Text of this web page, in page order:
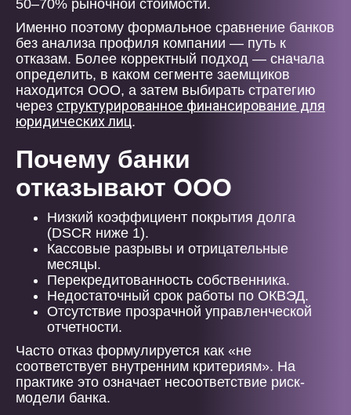
50–70% рыночной стоимости.
Именно поэтому формальное сравнение банков
без анализа профиля компании — путь к
отказам. Более корректный подход — сначала
определить, в каком сегменте заемщиков
находится ООО, а затем выбирать стратегию
через структурированное финансирование для
юридических лиц.
Почему банки
отказывают ООО
Низкий коэффициент покрытия долга
(DSCR ниже 1).
Кассовые разрывы и отрицательные
месяцы.
Перекредитованность собственника.
Недостаточный срок работы по ОКВЭД.
Отсутствие прозрачной управленческой
отчетности.
Часто отказ формулируется как «не
соответствует внутренним критериям». На
практике это означает несоответствие риск-
модели банка.